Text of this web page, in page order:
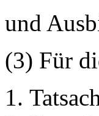
und
(3) Für